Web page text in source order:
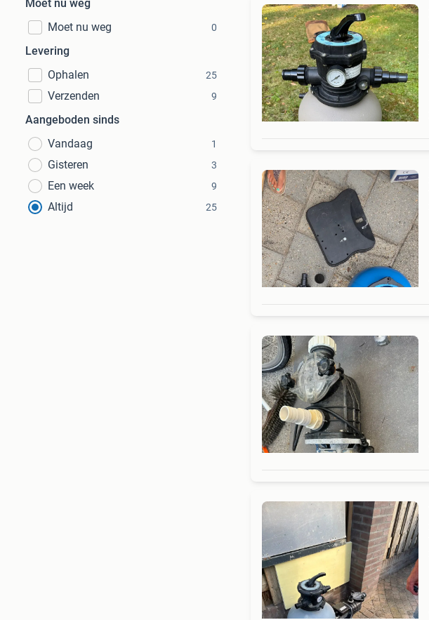
Moet nu weg
Moet nu weg
0
Levering
Ophalen
25
Verzenden 9
Aangeboden sinds
Vandaag
1
Gisteren 3
Een week 9
Altijd 25